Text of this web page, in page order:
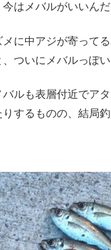
はメバルがいいんだ
メに中アジが寄って
ついにメバルっぽ
ルも表層付近でア
するものの、結局